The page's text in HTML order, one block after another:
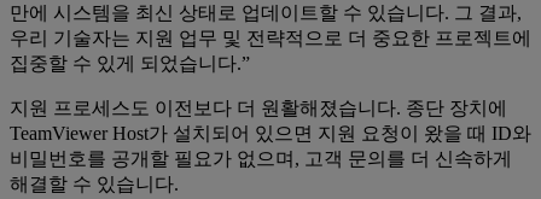
만에 시스템을 최신 상태로 업데이트할 수 있습니다. 그 결과,
우리 기술자는 지원 업무 및 전략적으로 더 중요한 프로젝트에
집중할 수 있게 되었습니다.”
지원 프로세스도 이전보다 더 원활해졌습니다. 종단 장치에
TeamViewer Host가 설치되어 있으면 지원 요청이 왔을 때 ID와
비밀번호를 공개할 필요가 없으며, 고객 문의를 더 신속하게
해결할 수 있습니다.